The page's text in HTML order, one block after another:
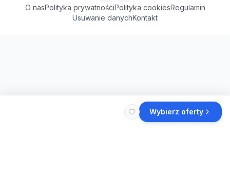
Wybierz oferty
O nasPolityka prywatnościPolityka cookiesRegulamin
Usuwanie danychKontakt